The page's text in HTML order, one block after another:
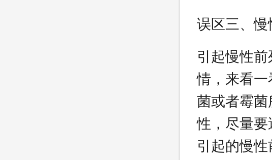
误区三、慢
引起慢性
情，来看
菌或者霉
性，尽量
引起的慢